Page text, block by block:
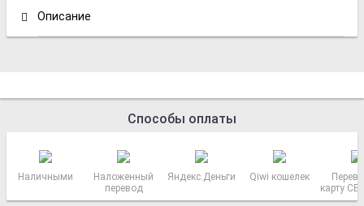
Описание
Способы оплаты
Наличными
Наложенный
перевод
Яндекс.Деньги Qiwi кошелек
карту